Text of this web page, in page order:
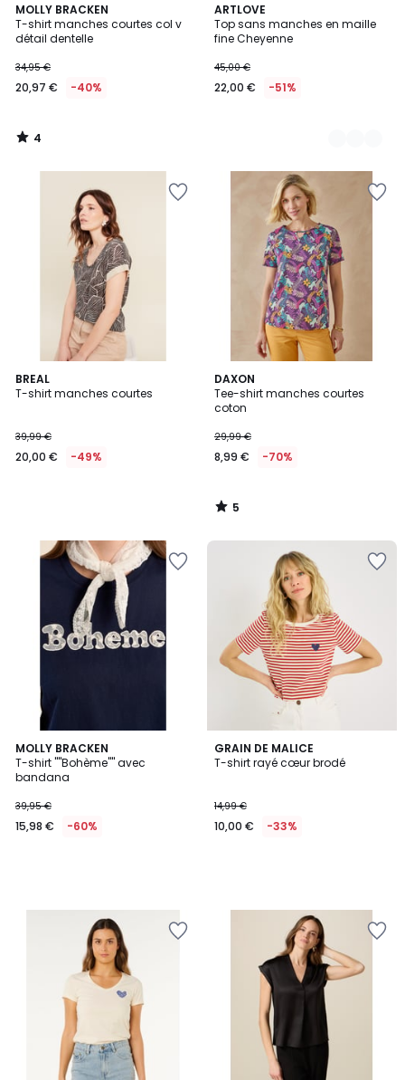
MOLLY BRACKEN
T-shirt manches courtes col v
détail dentelle
34,95 €
20,97 € -40%
4
/
5
4
/
ARTLOVE
Top sans manches en maille
fine Cheyenne
45,00 €
22,00 € -51%
4
Couleurs
BREAL
T-shirt manches courtes
39,99 €
20,00 € -49%
DAXON
Tee-shirt manches courtes
coton
29,99 €
8,99 € -70%
5
/
5
5
/
MOLLY BRACKEN
T-shirt ""Bohème"" avec
bandana
39,95 €
15,98 € -60%
GRAIN DE MALICE
T-shirt rayé cœur brodé
14,99 €
10,00 € -33%